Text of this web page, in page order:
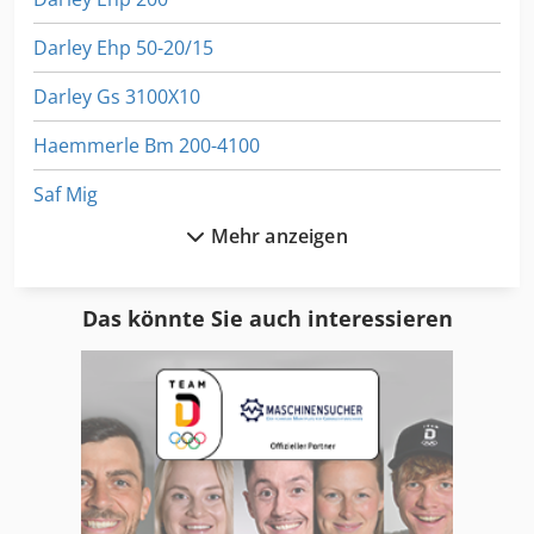
Darley Ehp 50-20/15
Darley Gs 3100X10
Haemmerle Bm 200-4100
Saf Mig
Safan Cncl-K 150-3100 Ts1
Safan Cncs-B 150-3100
Safan E Brake
Safan E-Brake 80-2550 Ts3
Mehr anzeigen
Das könnte Sie auch interessieren